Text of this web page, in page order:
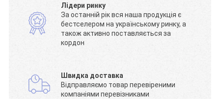
Лідери ринку
За останній рік вся наша продукція є
бестселером на українському ринку, а
також активно поставляється за
кордон
Швидка доставка
Відправляємо товар перевіреними
компаніями перевізниками